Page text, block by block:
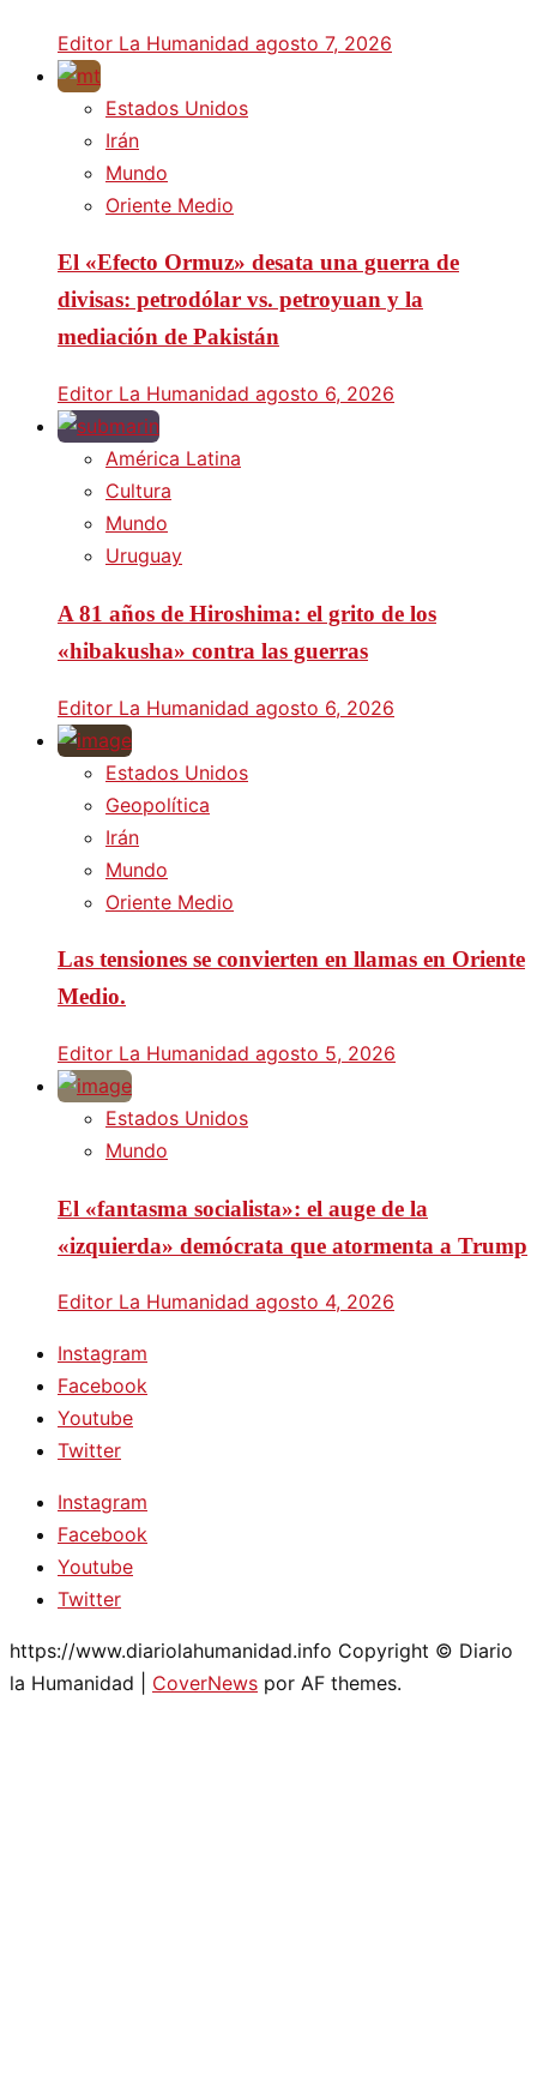
Editor La Humanidad agosto 7, 2026
Estados Unidos
Irán
Mundo
Oriente Medio
El «Efecto Ormuz» desata una guerra de
divisas: petrodólar vs. petroyuan y la
mediación de Pakistán
Editor La Humanidad agosto 6, 2026
América Latina
Cultura
Mundo
Uruguay
A 81 años de Hiroshima: el grito de los
«hibakusha» contra las guerras
Editor La Humanidad agosto 6, 2026
Estados Unidos
Geopolítica
Irán
Mundo
Oriente Medio
Las tensiones se convierten en llamas en Oriente
Medio.
Editor La Humanidad agosto 5, 2026
Estados Unidos
Mundo
El «fantasma socialista»: el auge de la
«izquierda» demócrata que atormenta a Trump
Editor La Humanidad agosto 4, 2026
Instagram
Facebook
Youtube
Twitter
Instagram
Facebook
Youtube
Twitter
https://www.diariolahumanidad.info Copyright © Diario
la Humanidad
CoverNews por AF themes.